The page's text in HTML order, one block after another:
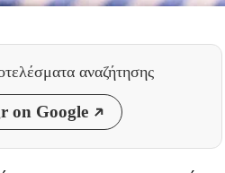
αναζήτησης
on Google